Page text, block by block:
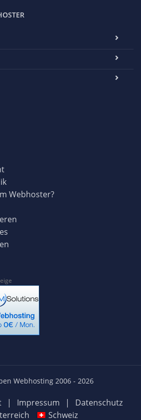
Webhoster?
Webhosting 2006 - 2026
| Impressum |
Datenschutz
Schweiz